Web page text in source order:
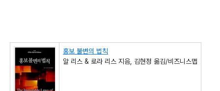
홍보 불변의 법칙
알 리스 & 로라 리스 지음, 김현정 옮김/비즈니스맵